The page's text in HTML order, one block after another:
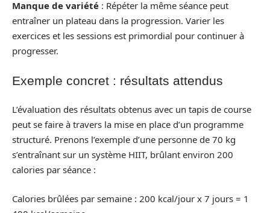
Manque de variété : Répéter la même séance peut
entraîner un plateau dans la progression. Varier les
exercices et les sessions est primordial pour continuer à
progresser.
Exemple concret : résultats attendus
L’évaluation des résultats obtenus avec un tapis de course
peut se faire à travers la mise en place d’un programme
structuré. Prenons l’exemple d’une personne de 70 kg
s’entraînant sur un système HIIT, brûlant environ 200
calories par séance :
Calories brûlées par semaine : 200 kcal/jour x 7 jours = 1